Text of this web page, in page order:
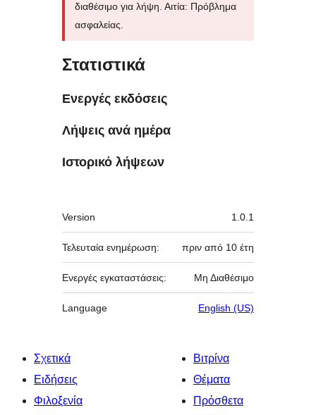
διαθέσιμο για λήψη. Αιτία: Πρόβλημα
ασφαλείας.
Στατιστικά
Ενεργές εκδόσεις
Λήψεις ανά ημέρα
Ιστορικό λήψεων
Μεταστοιχεία
Version 1.0.1
Τελευταία ενημέρωση: πριν από 10 έτη
Ενεργές εγκαταστάσεις: Μη Διαθέσιμο
Language English (US)
Σχετικά
Ειδήσεις
Φιλοξενία
Βιτρίνα
Θέματα
Πρόσθετα